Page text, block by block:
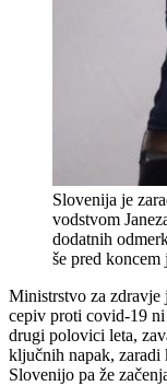
Slovenija je
vodstvom
dodatnih
še pred koncem
Ministrstvo za
cepiv proti covid-19
drugi polovici leta,
ključnih napak, zaradi
Slovenijo pa že